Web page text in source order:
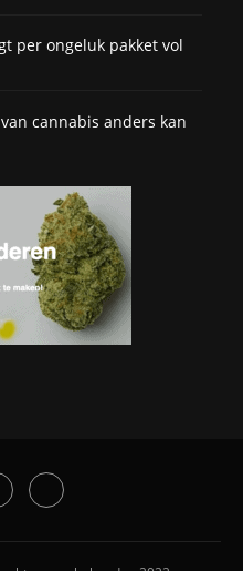
per ongeluk pakket vol
cannabis anders kan